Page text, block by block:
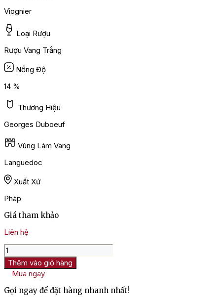
Viognier
Loại Rượu
Rượu Vang Trắng
Nồng Độ
14 %
Thương Hiệu
Georges Duboeuf
Vùng Làm Vang
Languedoc
Xuất Xứ
Pháp
Giá tham khảo
Liên hệ
Rượu
Vang
Pháp
Georges
Duboeuf
Viognier
Thêm vào giỏ hàng
Mua ngay
Gọi ngay để đặt hàng nhanh nhất!